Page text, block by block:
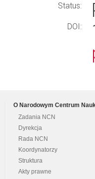
Status:
DOI:
O Narodowym Centrum
Zadania NCN
Dyrekcja
Rada NCN
Koordynatorzy
Struktura
Akty prawne